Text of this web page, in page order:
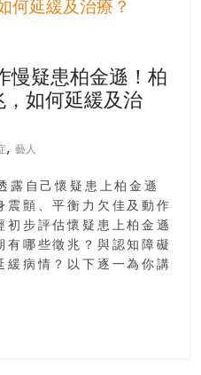
慢疑患柏金遜！柏
如何延緩及治
,藝人
露自己懷疑患上柏金遜
震顫、平衡力欠佳及動作
初步評估懷疑患上柏金遜
有哪些徵兆？與認知障礙
緩病情？以下逐一為你講